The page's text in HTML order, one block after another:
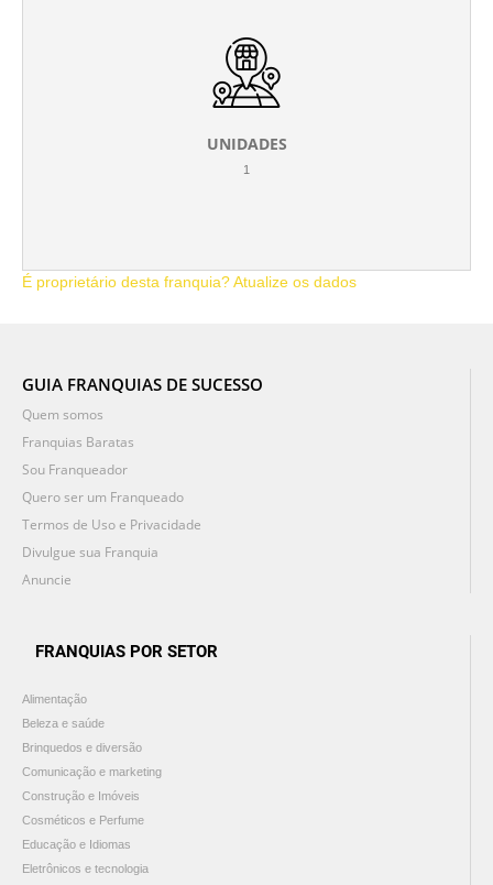
UNIDADES
1
É proprietário desta franquia? Atualize os dados
GUIA FRANQUIAS DE SUCESSO
Quem somos
Franquias Baratas
Sou Franqueador
Quero ser um Franqueado
Termos de Uso e Privacidade
Divulgue sua Franquia
Anuncie
FRANQUIAS POR SETOR
Alimentação
Beleza e saúde
Brinquedos e diversão
Comunicação e marketing
Construção e Imóveis
Cosméticos e Perfume
Educação e Idiomas
Eletrônicos e tecnologia